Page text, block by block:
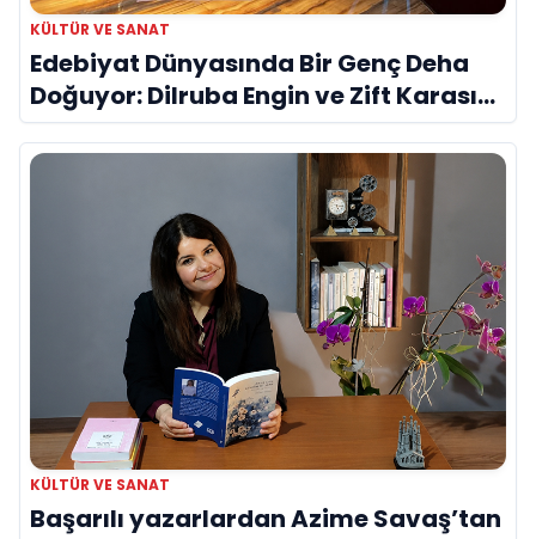
KÜLTÜR VE SANAT
Edebiyat Dünyasında Bir Genç Deha
Doğuyor: Dilruba Engin ve Zift Karası
Evreni ‘AVENOİR’
KÜLTÜR VE SANAT
Başarılı yazarlardan Azime Savaş’tan